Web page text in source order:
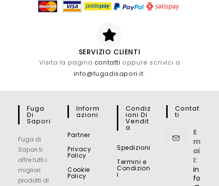
SERVIZIO CLIENTI
Visita la pagina contatti oppure scrivici a
info@fugadisapori.it.
Fuga
Di
Sapori
Fuga di
Sapori ti
offre tutti i
migliori
prodotti di
Inform
Azioni
Partner
Privacy
Policy
Cookie
Policy
Condiz
Ioni Di
Vendit
A
Spedizioni
Termini e
Condizion
i
Contat
Ti
E
m
ai
l:
in
fo